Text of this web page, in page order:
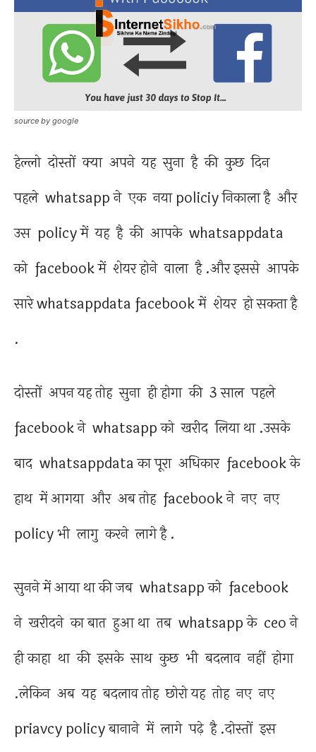
source by google
हेल्लो दोस्तों क्या अपने यह सुना है की कुछ दिन
पहले whatsapp ने एक नया policiy निकाला है और
उस policy में यह है की आपके whatsappdata
को facebook में शेयर होने वाला है .और इससे आपके
सारे whatsappdata facebook में शेयर हो सकता है
.
दोस्तों अपन यह तोह सुना ही होगा की 3 साल पहले
facebook ने whatsapp को खरीद लिया था .उसके
बाद whatsappdata का पूरा अधिकार facebook के
हाथ में आगया और अब तोह facebook ने नए नए
policy भी लागु करने लागे है .
सुनने में आया था की जब whatsapp को facebook
ने खरीदने का बात हुआ था तब whatsapp के ceo ने
ही काहा था की इसके साथ कुछ भी बदलाव नहीं होगा
.लेकिन अब यह बदलाव तोह छोरो यह तोह नए नए
priavcy policy बानाने में लागे पढ़े है .दोस्तों इस